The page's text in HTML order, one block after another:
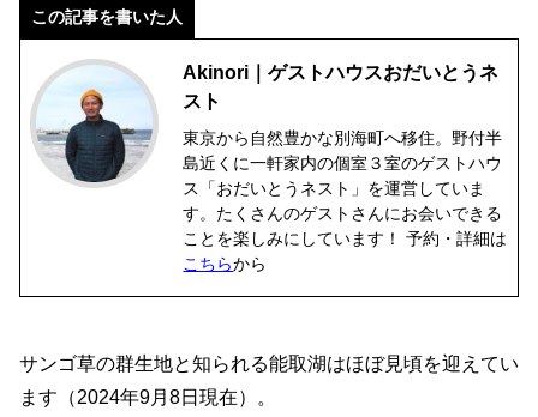
この記事を書いた人
Akinori｜ゲストハウスおだいとうネ
スト
東京から自然豊かな別海町へ移住。野付半
島近くに一軒家内の個室３室のゲストハウ
ス「おだいとうネスト」を運営していま
す。たくさんのゲストさんにお会いできる
ことを楽しみにしています！ 予約・詳細は
こちらから
サンゴ草の群生地と知られる能取湖はほぼ見頃を迎えてい
ます（2024年9月8日現在）。